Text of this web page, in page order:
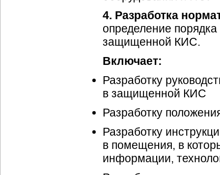
4. Разработка
определение
защищенной КИС.
Включает:
Разработку
в защищенной КИС
Разработку
Разработку
в помещения, в
информации,